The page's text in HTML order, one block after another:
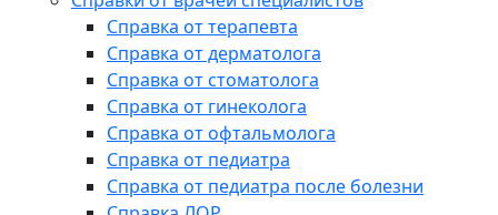
Справка от терапевта
Справка от дерматолога
Справка от стоматолога
Справка от гинеколога
Справка от офтальмолога
Справка от педиатра
Справка от педиатра после болезни